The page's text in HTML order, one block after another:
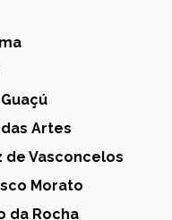
Guaçú
das Artes
de Vasconcelos
Morato
da Rocha